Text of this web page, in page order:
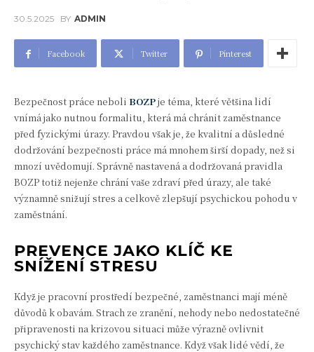
30.5.2025 BY ADMIN
Facebook Twitter Pinterest
Bezpečnost práce neboli BOZPje téma, které většina lidí
vnímá jako nutnou formalitu, která má chránit zaměstnance
před fyzickými úrazy. Pravdou však je, že kvalitní a důsledné
dodržování bezpečnosti práce má mnohem širší dopady, než si
mnozí uvědomují. Správně nastavená a dodržovaná pravidla
BOZP totiž nejenže chrání vaše zdraví před úrazy, ale také
významně snižují stres a celkově zlepšují psychickou pohodu v
zaměstnání.
PREVENCE JAKO KLÍČ KE
SNÍŽENÍ STRESU
Když je pracovní prostředí bezpečné, zaměstnanci mají méně
důvodů k obavám. Strach ze zranění, nehody nebo nedostatečné
připravenosti na krizovou situaci může výrazně ovlivnit
psychický stav každého zaměstnance. Když však lidé vědí, že